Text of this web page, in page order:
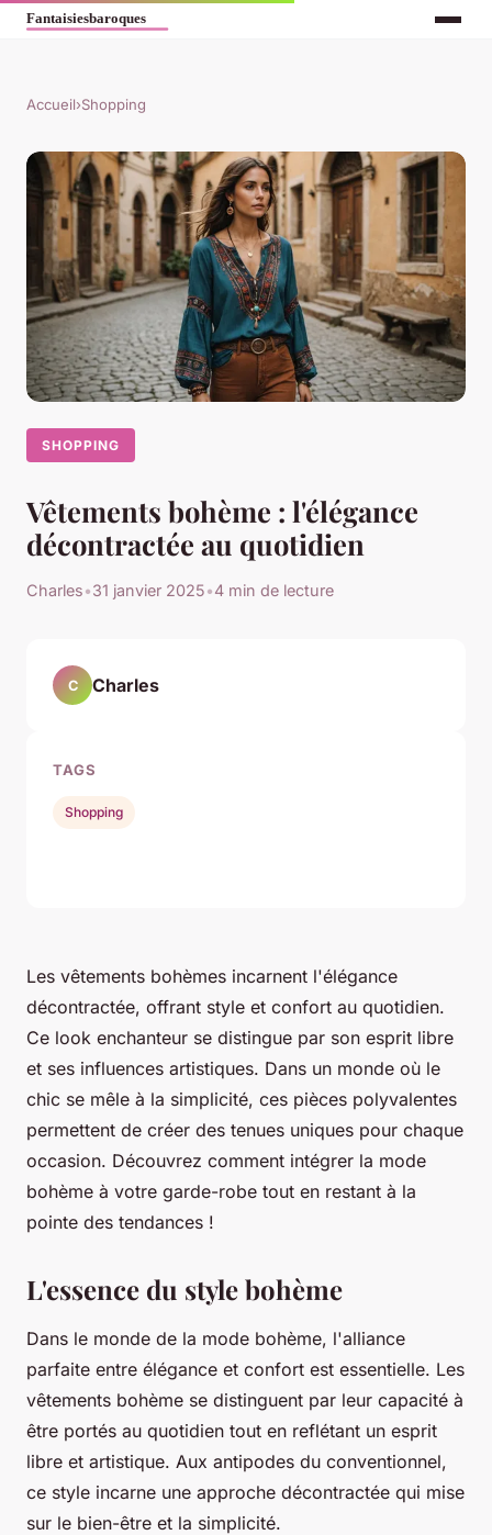
Accueil›Shopping
SHOPPING
Vêtements bohème : l'élégance
décontractée au quotidien
Charles•31 janvier 2025•4 min de lecture
Les vêtements bohèmes incarnent l'élégance
décontractée, offrant style et confort au quotidien.
Ce look enchanteur se distingue par son esprit libre
et ses influences artistiques. Dans un monde où le
chic se mêle à la simplicité, ces pièces polyvalentes
permettent de créer des tenues uniques pour chaque
occasion. Découvrez comment intégrer la mode
bohème à votre garde-robe tout en restant à la
pointe des tendances !
L'essence du style bohème
Dans le monde de la mode bohème, l'alliance
parfaite entre élégance et confort est essentielle. Les
vêtements bohème se distinguent par leur capacité à
être portés au quotidien tout en reflétant un esprit
libre et artistique. Aux antipodes du conventionnel,
ce style incarne une approche décontractée qui mise
sur le bien-être et la simplicité.
C Charles
TAGS
Shopping